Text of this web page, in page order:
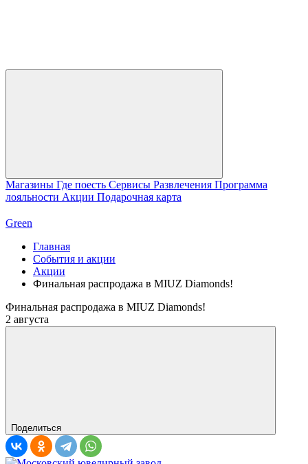
Магазины Где поесть Сервисы Развлечения Программа
лояльности Акции Подарочная карта
Green
Главная
События и акции
Акции
Финальная распродажа в MIUZ Diamonds!
Финальная распродажа в MIUZ Diamonds!
2 августа
Поделиться